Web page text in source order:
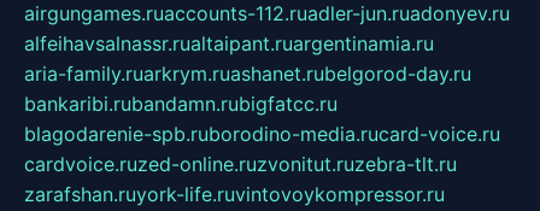
airgungames.ruaccounts-112.ruadler-jun.ruadonyev.ru
alfeihavsalnassr.rualtaipant.ruargentinamia.ru
aria-family.ruarkrym.ruashanet.rubelgorod-day.ru
bankaribi.rubandamn.rubigfatcc.ru
blagodarenie-spb.ruborodino-media.rucard-voice.ru
cardvoice.ruzed-online.ruzvonitut.ruzebra-tlt.ru
zarafshan.ruyork-life.ruvintovoykompressor.ru